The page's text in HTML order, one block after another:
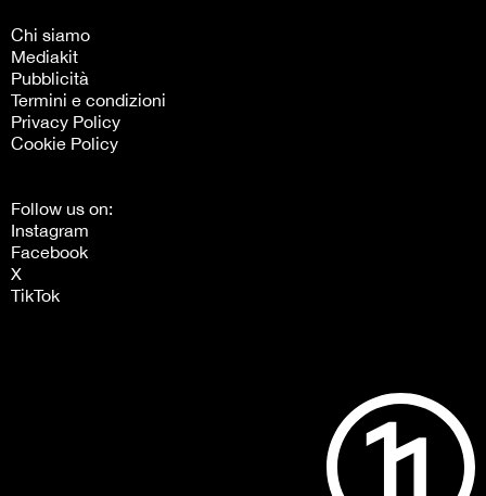
Chi siamo
Mediakit
Pubblicità
Termini e condizioni
Privacy Policy
Cookie Policy
Follow us on:
Instagram
Facebook
X
TikTok